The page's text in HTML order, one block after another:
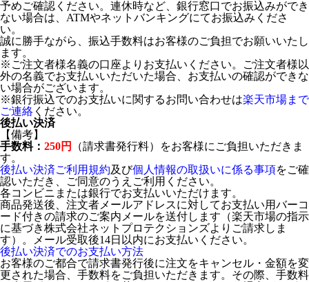
予めご確認ください。連休時など、銀行窓口でお振込みができ
ない場合は、ATMやネットバンキングにてお振込みくださ
い。
誠に勝手ながら、振込手数料はお客様のご負担でお願いいたし
ます。
※ご注文者様名義の口座よりお支払いください。ご注文者様以
外の名義でお支払いいただいた場合、お支払いの確認ができな
い場合がございます。
※銀行振込でのお支払いに関するお問い合わせは楽天市場まで
ご連絡 ください。
後払い決済
【備考】
手数料： 250円
（請求書発行料）をお客様にご負担いただきま
す。
後払い決済ご利用規約及び個人情報の取扱いに係る事項をご確
認いただき、ご同意のうえご利用ください。
各コンビニまたは銀行でお支払いいただけます。
商品発送後、注文者メールアドレスに対してお支払い用バーコ
ード付きの請求のご案内メールを送付します（楽天市場の指示
に基づき株式会社ネットプロテクションズよりご請求しま
す）。メール受取後14日以内にお支払いください。
後払い決済でのお支払い方法
お客様のご都合で請求書発行後に注文をキャンセル・金額を変
更された場合、手数料をご負担いただきます。その際、手数料